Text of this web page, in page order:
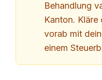
Behandlung
Kanton.
vorab mit
einem